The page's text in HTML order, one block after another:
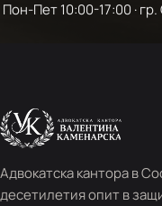
Пон-Пет 10:00-17:00 ·
Адвокатска кантора в
десетилетия опит в